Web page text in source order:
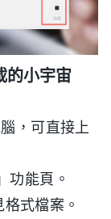
的小宇宙
，可直接上
功能頁。
式檔案。